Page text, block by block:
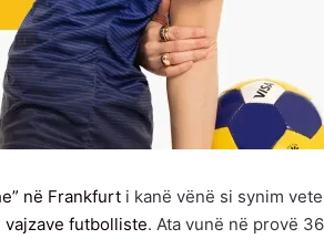
në Frankfurt i kanë vënë si synim
vajzave futbolliste. Ata vunë në provë